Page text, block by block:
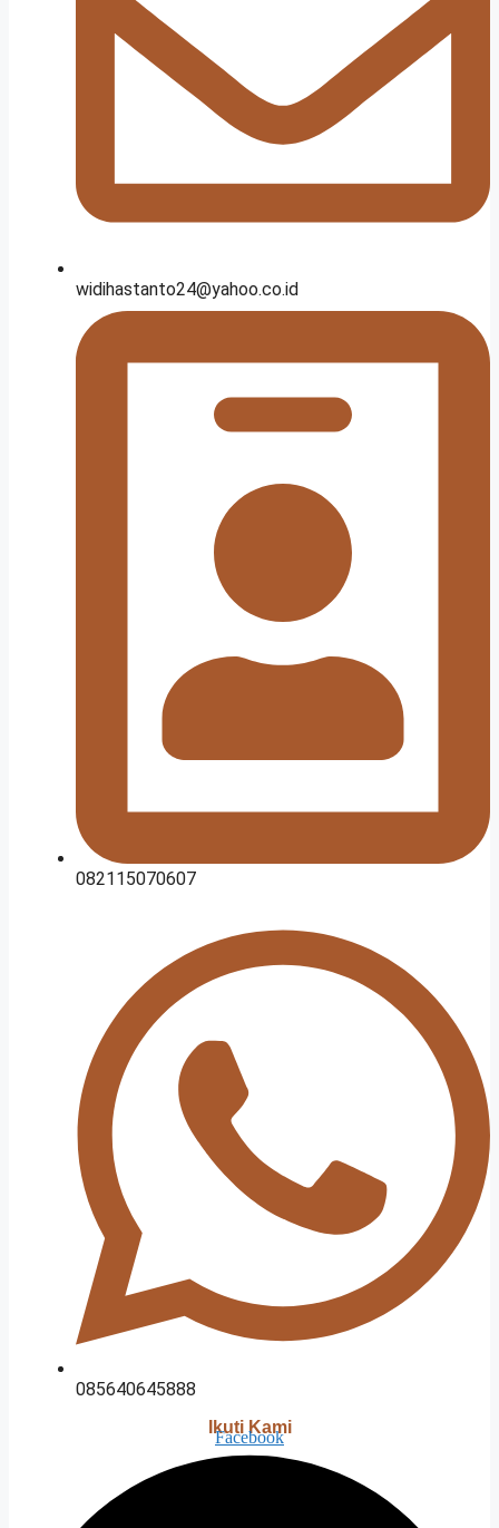
widihastanto24@yahoo.co.id
082115070607
085640645888
Ikuti Kami
Facebook